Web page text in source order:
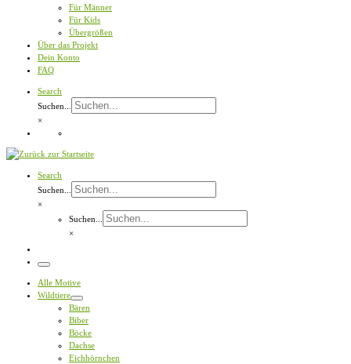
Für Männer
Für Kids
Übergrößen
Über das Projekt
Dein Konto
FAQ
Search
Suchen...
×
Search
Suchen...
×
Suchen...
×
Menü
Alle Motive
Wildtiere
Bären
Biber
Böcke
Dachse
Eichhörnchen